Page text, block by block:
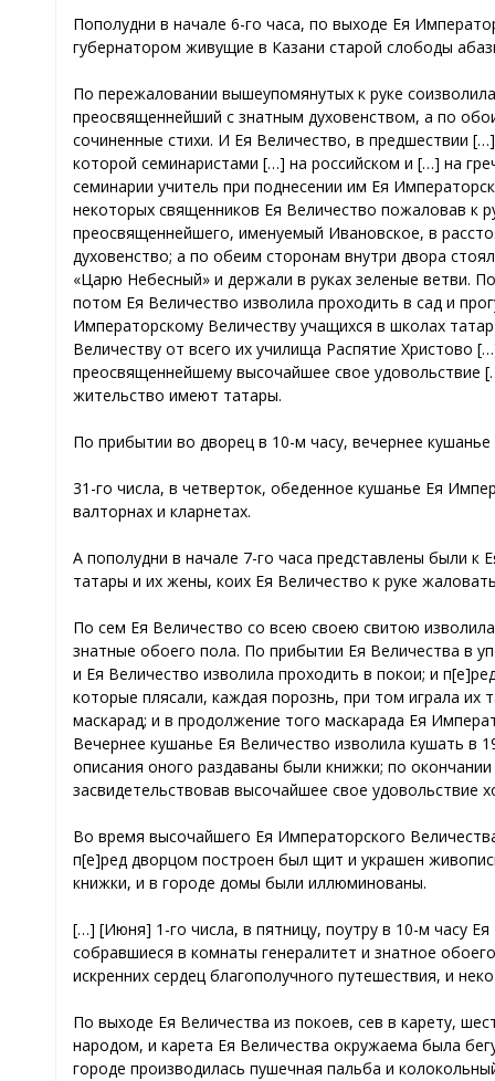
Пополудни в начале 6-го часа, по выходе Ея
губернатором живущие в Казани старой слободы
По пережаловании вышеупомянутых к руке
преосвященнейший с знатным духовенством, а по
сочиненные стихи. И Ея Величество, в предшествии
которой семинаристами […] на российском и […] на
семинарии учитель при поднесении им Ея
некоторых священников Ея Величество пожаловав к
преосвященнейшего, именуемый Ивановское, в
духовенство; а по обеим сторонам внутри двора
«Царю Небесный» и держали в руках зеленые ветви.
потом Ея Величество изволила проходить в сад и
Императорскому Величеству учащихся в школах
Величеству от всего их училища Распятие Христово
преосвященнейшему высочайшее свое удовольствие
жительство имеют татары.
По прибытии во дворец в 10-м часу, вечернее
31-го числа, в четверток, обеденное кушанье Ея
валторнах и кларнетах.
А пополудни в начале 7-го часа представлены были
татары и их жены, коих Ея Величество к руке
По сем Ея Величество со всею своею свитою
знатные обоего пола. По прибытии Ея Величества в
и Ея Величество изволила проходить в покои; и
которые плясали, каждая порознь, при том играла их
маскарад; и в продолжение того маскарада Ея
Вечернее кушанье Ея Величество изволила кушать
описания оного раздаваны были книжки; по
засвидетельствовав высочайшее свое удовольствие
Во время высочайшего Ея Императорского
п[e]ред дворцом построен был щит и украшен
книжки, и в городе домы были иллюминованы.
[…] [Июня] 1-го числа, в пятницу, поутру в 10-м часу
собравшиеся в комнаты генералитет и знатное
искренних сердец благополучного путешествия, и
По выходе Ея Величества из покоев, сев в карету,
народом, и карета Ея Величества окружаема была
городе производилась пушечная пальба и